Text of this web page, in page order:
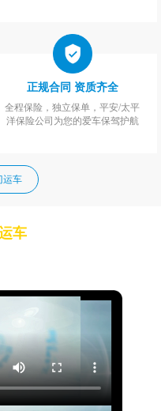
正规合同 资质齐全
全程保险，独立保单，平安/太平
洋保险公司为您的爱车保驾护航
运车
车